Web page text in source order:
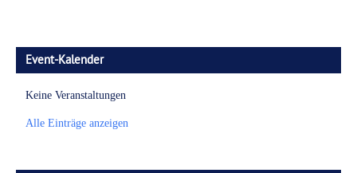
Event-Kalender
Keine Veranstaltungen
Alle Einträge anzeigen